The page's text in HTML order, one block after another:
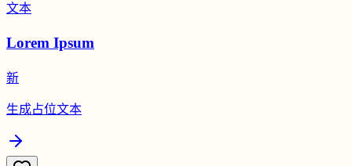
文本
Lorem Ipsum
新
生成占位文本